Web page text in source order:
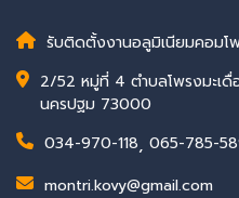
รับติดตั้งงานอลูมิเนียมคอมโ
2/52 หมู่ที่ 4 ตำบลโพรงมะเดื่
นครปฐม 73000
034-970-118, 065-785-
montri.kovy@gmail.com